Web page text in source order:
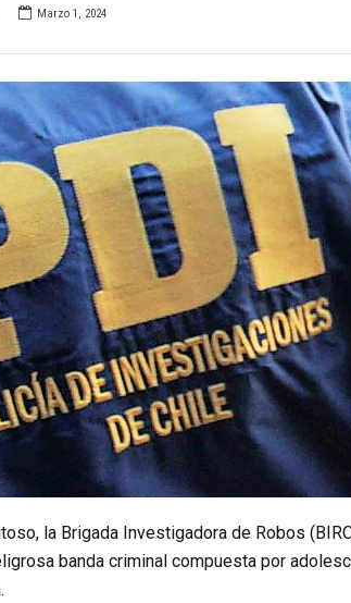
Marzo 1, 2024
la Brigada Investigadora de Robos
banda criminal compuesta por